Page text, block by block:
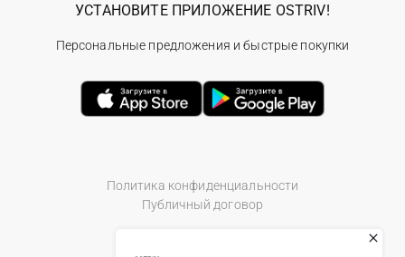
Политика конфиденциальности
Публичный договор
УСТАНОВИТЕ ПРИЛОЖЕНИЕ OSTRIV!
Персональные предложения и быстрые покупки